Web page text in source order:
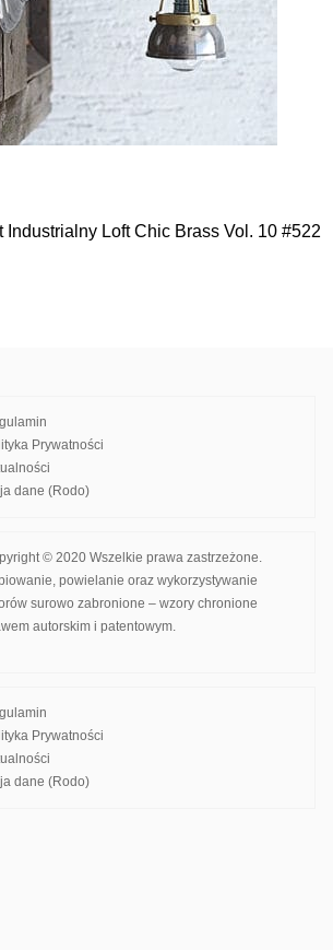
Industrialny Loft Chic Brass Vol. 10 #522
Prywatności
dane (Rodo)
© 2020 Wszelkie prawa zastrzeżone.
powielanie oraz wykorzystywanie
surowo zabronione – wzory chronione
autorskim i patentowym.
Prywatności
dane (Rodo)